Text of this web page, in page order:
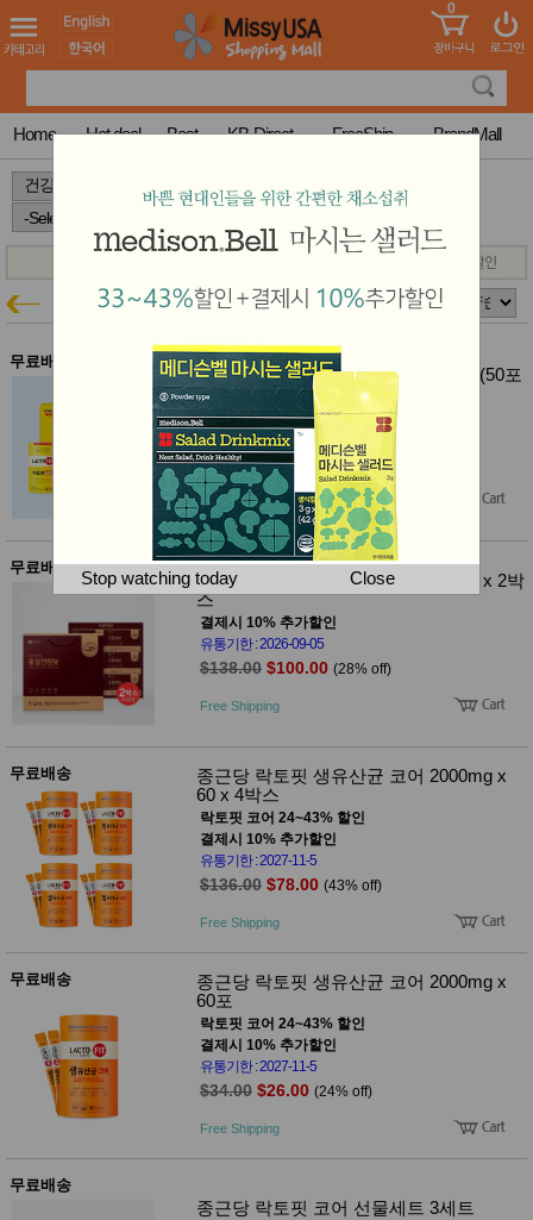
도 어린이
청소년
컬러링
북
한국학
습지
미국학
습지
국 송
건 홍삼전
드
조제품
건강식
품
Diet/여
메이크
어/염색
바디케
어/향수
남성화
장품
품
전 주방가
전
계절/생
활가전
건강가
전
명품식
기브랜
보관용
기
주방소
즉석가
공식품
면류
양념/소
스/가루
MissyShop
Login
0
Home Hot deal Best KB-Direct FreeShip BrandMall
Stop watching today Close
종근당 건강특가
무료배송
종근당 락토핏 골드 선물세트 3세트 (50포
100g x 3)
결제시 10% 추가할인
유통기한 : 2027-5-10
$156.00$126.00 (19% off)
Free Shipping
무료배송
종근당건강 홍삼진원보 50ml x 30포 x 2박
스
결제시 10% 추가할인
유통기한 : 2026-09-05
$138.00 $100.00 (28% off)
Free Shipping
무료배송
종근당 락토핏 생유산균 코어 2000mg x
60 x 4박스
락토핏 코어 24~43% 할인
결제시 10% 추가할인
유통기한 : 2027-11-5
$136.00 $78.00 (43% off)
Free Shipping
무료배송
종근당 락토핏 생유산균 코어 2000mg x
60포
락토핏 코어 24~43% 할인
결제시 10% 추가할인
유통기한 : 2027-11-5
$34.00 $26.00 (24% off)
Free Shipping
무료배송
종근당 락토핏 코어 선물세트 3세트